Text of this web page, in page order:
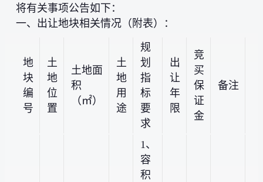
将有关事项公告如下：
一、出让地块相关情况（附表）：
地
块
编
号
土
地
位
置
土地面
积
（㎡）
土
地
用
途
规
划
指
标
要
求
出
让
年
限
竞
买
保
证
金
备注
1、
容
积